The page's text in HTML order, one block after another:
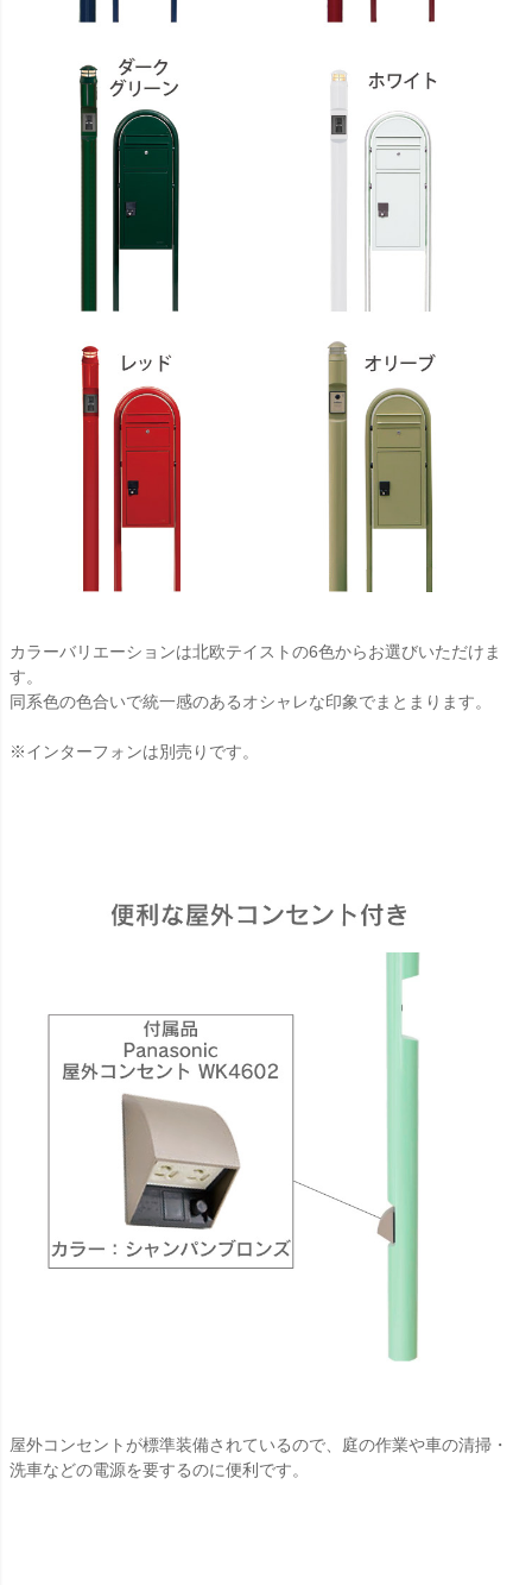
カラーバリエーションは北欧テイストの6色からお選びいただけま
す。
同系色の色合いで統一感のあるオシャレな印象でまとまります。
※インターフォンは別売りです。
屋外コンセントが標準装備されているので、庭の作業や車の清掃・
洗車などの電源を要するのに便利です。